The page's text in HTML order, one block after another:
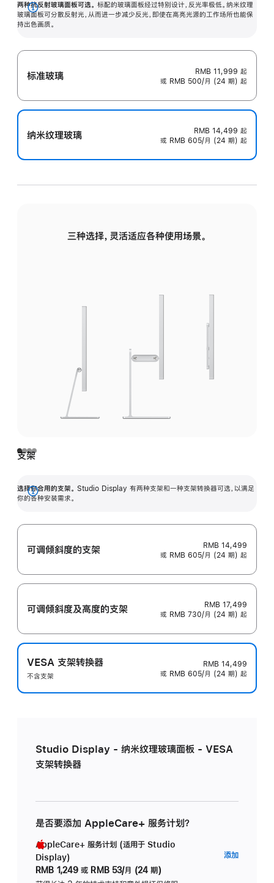
两种抗反射玻璃面板可选。 标配的玻璃面板经过特别设计，反光率极低。纳米纹理
玻璃面板可分散反射光，从而进一步减少反光，即使在高亮光源的工作场所也能保
持出色画质。
展
开
标准玻璃 RMB 11,999 起
或 RMB 500/月 (24 期) 起
纳米纹理玻璃 RMB 14,499 起
或 RMB 605/月 (24 期) 起
三种选择，灵活适应各种使用场景。
支架
选择你合用的支架。 Studio Display 有两种支架和一种支架转换器可选，以满足
你的各种安装需求。
展
可调倾斜度的支架
RMB 14,499
或 RMB 605/月 (24 期) 起
可调倾斜度及高‍度的支‍架
RMB 17,499
或 RMB 730/月 (24 期) 起
VESA 支架转换器
不含支架
RMB 14,499
或 RMB 605/月 (24 期) 起
Studio Display - 纳米纹理玻璃面板 - VESA
支架转换器
是否要添加 AppleCare+ 服务计划？
AppleCare+ 服务计划 (适用于 Studio
Display)
RMB 1,249 或 RMB 53/月 (24 期)
添加